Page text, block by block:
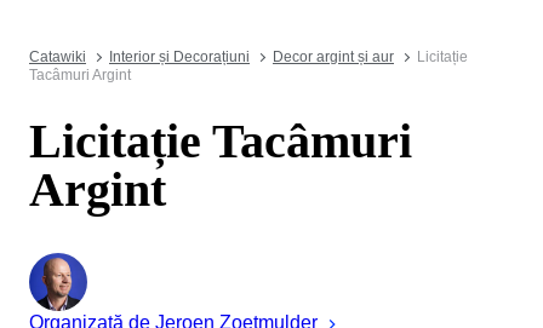
Catawiki Interior și Decorațiuni Decor argint și aur
Licitație
Tacâmuri Argint
Licitație Tacâmuri
Argint
Organizată de Jeroen Zoetmulder